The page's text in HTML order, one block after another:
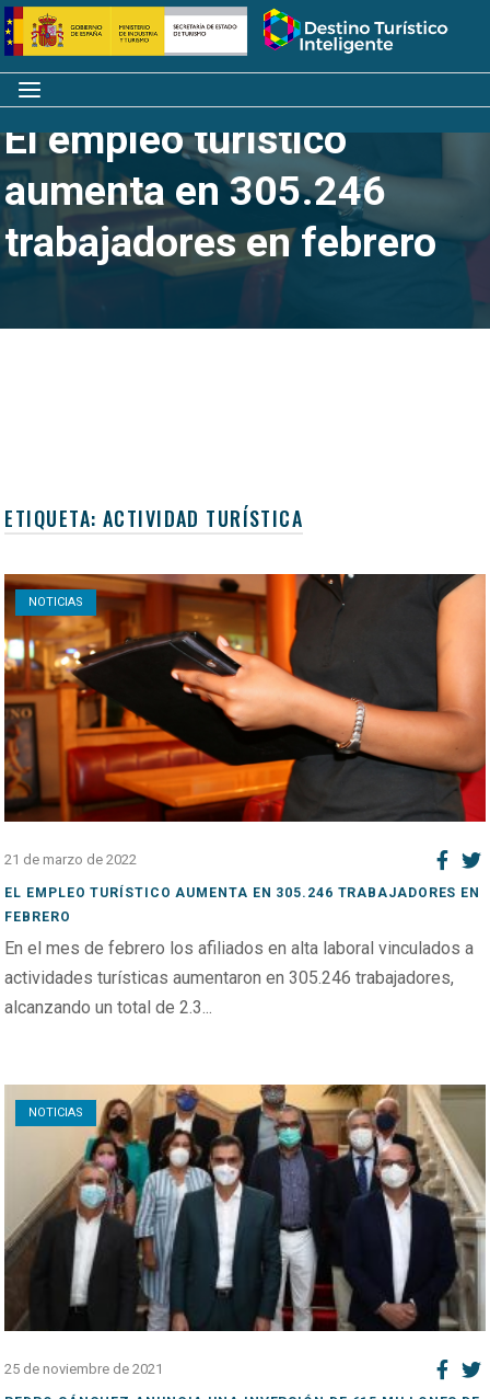
Saltar
al
contenido
Inicio
Menú
El empleo turístico
aumenta en 305.246
trabajadores en febrero
ETIQUETA: ACTIVIDAD TURÍSTICA
NOTICIAS
Open post
21 de marzo de 2022
EL EMPLEO TURÍSTICO AUMENTA EN 305.246 TRABAJADORES EN
FEBRERO
En el mes de febrero los afiliados en alta laboral vinculados a
actividades turísticas aumentaron en 305.246 trabajadores,
alcanzando un total de 2.3...
NOTICIAS
Open post
25 de noviembre de 2021